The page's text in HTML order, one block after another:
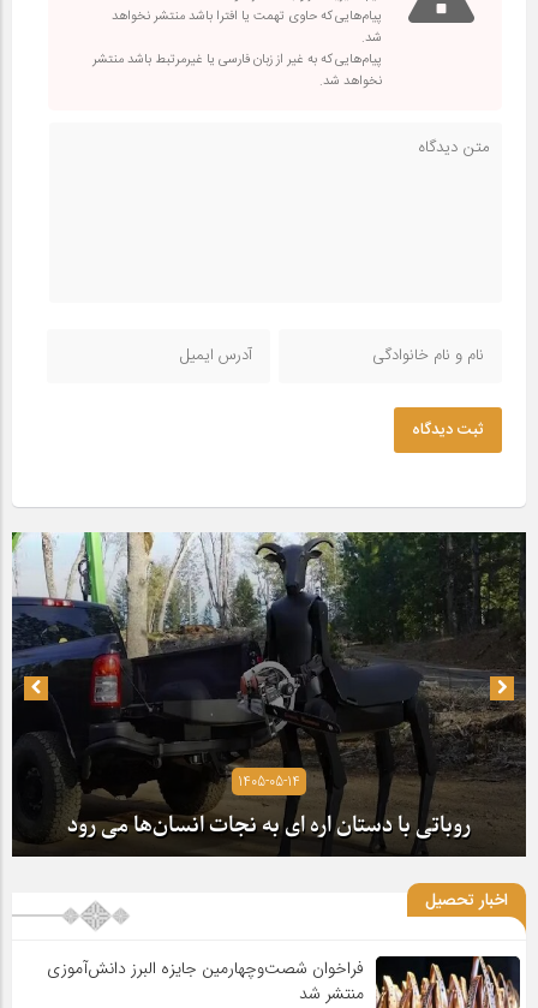
پیام‌هایی که حاوی تهمت یا افترا باشد منتشر نخواهد
شد.
پیام‌هایی که به غیر از زبان فارسی یا غیرمرتبط باشد منتشر
نخواهد شد.
ثبت دیدگاه
1405-05-14
روباتی با دستان اره ای به نجات انسان‌ها می رود
اخبار تحصیل
فراخوان شصت‌وچهارمین جایزه البرز دانش‌آموزی
منتشر شد